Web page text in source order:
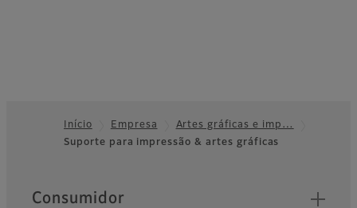
Footer
Início Empresa
Artes gráficas e imp…
Suporte para impressão & artes gráficas
Quick Links
Consumidor